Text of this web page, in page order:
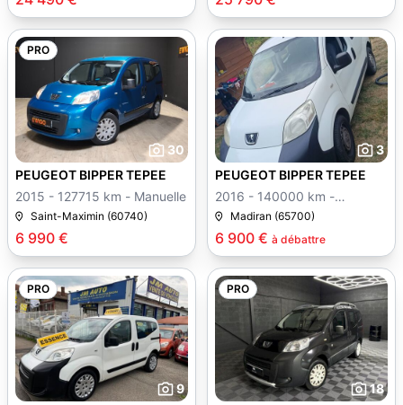
PRO
30
6 990 €
PEUGEOT BIPPER TEPEE
2015 - 127715 km - Manuelle
Saint-Maximin (60740)
3
6 900 € à débattre
PEUGEOT BIPPER TEPEE
2016 - 140000 km -
Manuelle
Madiran (65700)
PRO
9
PRO
18